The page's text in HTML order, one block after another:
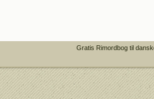
Gratis Rimordbog til